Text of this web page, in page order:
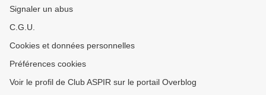
Signaler un abus
C.G.U.
Cookies et données personnelles
Préférences cookies
Voir le profil de Club ASPIR sur le portail Overblog